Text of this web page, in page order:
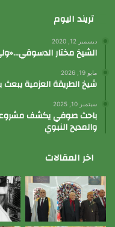
تريند اليوم
ديسمبر 12, 2020
الشيخ مختار
مايو 19, 2026
شيخ الطريقة العزمية
سبتمبر 10, 2025
باحث صوفي يكشف
والمديح النبوي
اخر المقالات